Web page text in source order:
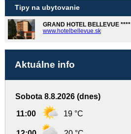
Tipy na ubytovanie
GRAND HOTEL BELLEVUE ****
www.hotelbellevue.sk
Aktuálne info
Sobota 8.8.2026 (dnes)
11:00 19 °C